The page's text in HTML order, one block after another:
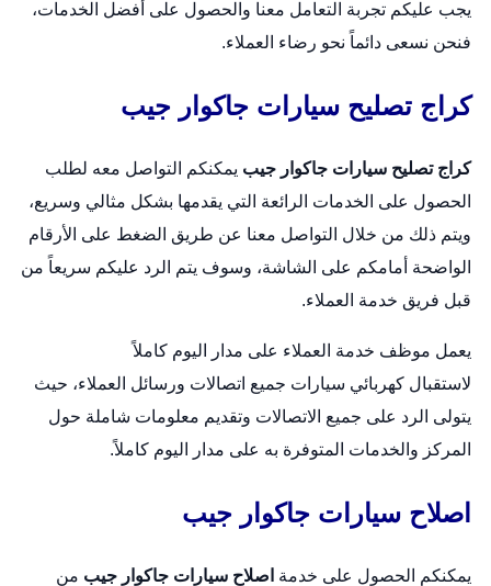
يجب عليكم تجربة التعامل معنا والحصول على أفضل الخدمات،
فنحن نسعى دائماً نحو رضاء العملاء.
كراج تصليح سيارات جاكوار جيب
كراج تصليح سيارات جاكوار جيب يمكنكم التواصل معه لطلب
الحصول على الخدمات الرائعة التي يقدمها بشكل مثالي وسريع،
ويتم ذلك من خلال التواصل معنا عن طريق الضغط على الأرقام
الواضحة أمامكم على الشاشة، وسوف يتم الرد عليكم سريعاً من
قبل فريق خدمة العملاء.
يعمل موظف خدمة العملاء على مدار اليوم كاملاً
لاستقبال كهربائي سيارات جميع اتصالات ورسائل العملاء، حيث
يتولى الرد على جميع الاتصالات وتقديم معلومات شاملة حول
المركز والخدمات المتوفرة به على مدار اليوم كاملاً.
اصلاح سيارات جاكوار جيب
يمكنكم الحصول على خدمة اصلاح سيارات جاكوار جيب من